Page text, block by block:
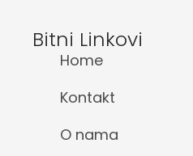
Bitni Linkovi
Home
Kontakt
O nama